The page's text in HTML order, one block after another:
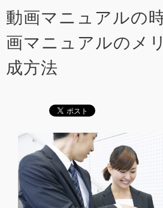
動画マニュアルの
画マニュアルのメ
成方法